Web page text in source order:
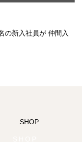
新入社員が 仲間入